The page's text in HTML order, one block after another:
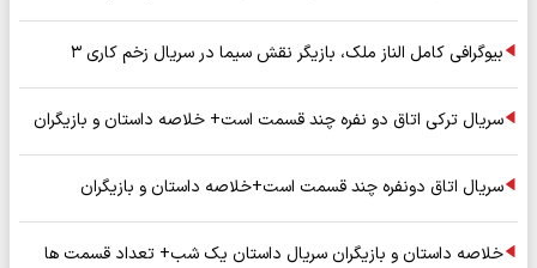
بیوگرافی کامل الناز ملک، بازیگر نقش سیما در سریال زخم کاری ۳
سریال ترکی اتاق دو نفره چند قسمت است+ خلاصه داستان و بازیگران
سریال اتاق دونفره چند قسمت است+خلاصه داستان و بازیگران
خلاصه داستان و بازیگران سریال داستان یک شب+ تعداد قسمت ها